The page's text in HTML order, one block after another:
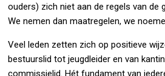
ouders) zich niet aan de regels van de
We nemen dan maatregelen, we
Veel leden zetten zich op positieve
bestuurslid tot jeugdleider en van
commissielid. Hét fundament van